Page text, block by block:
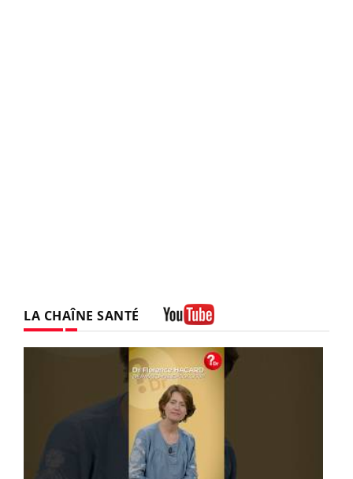
LA CHAÎNE SANTÉ